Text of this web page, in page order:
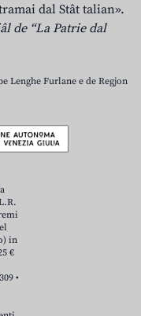
dal Stât talian».
de “La Patrie dal
Lenghe Furlane e de Regjon
in
€
•